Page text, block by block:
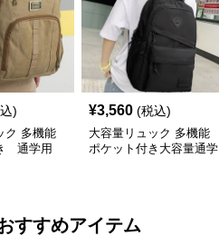
)
ク 多機能
通学用
¥3,560 (税込)
大容量リュック 多機能
ポケット付き大容量通学
すすめアイテム